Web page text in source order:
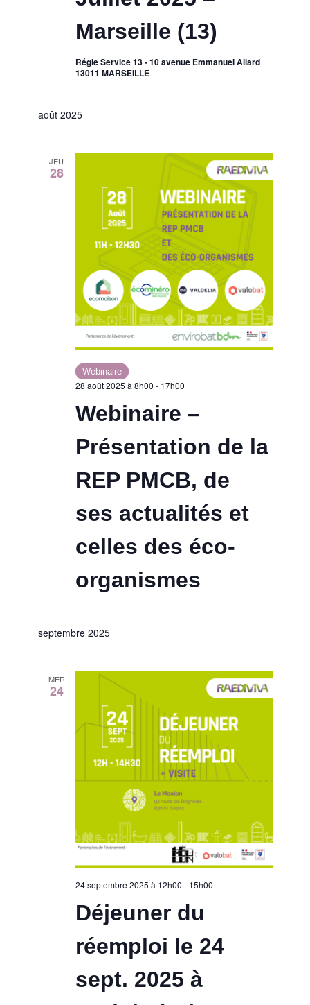
Marseille (13)
Régie Service 13 - 10 avenue Emmanuel Allard
13011 MARSEILLE
août 2025
JEU
28
Webinaire –
Présentation de la
REP PMCB, de
ses actualités et
celles des éco-
organismes
28 août 2025 à 8h00 - 17h00
Webinaire
septembre 2025
MER
24
Déjeuner du
réemploi le 24
sept. 2025 à
24 septembre 2025 à 12h00 - 15h00